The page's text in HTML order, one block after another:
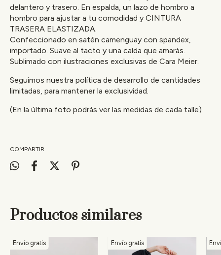
delantero y trasero. En espalda, un lazo de hombro a
hombro para ajustar a tu comodidad y CINTURA
TRASERA ELASTIZADA.
Confeccionado en satén camenguay con spandex,
importado. Suave al tacto y una caída que amarás.
Sublimado con ilustraciones exclusivas de Cara Meier.
Seguimos nuestra política de desarrollo de cantidades
limitadas, para mantener la exclusividad.
(En la última foto podrás ver las medidas de cada talle)
COMPARTIR
Productos similares
Envío gratis Envío gratis